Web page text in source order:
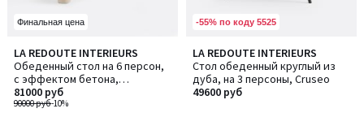
Финальная цена
LA REDOUTE INTERIEURS
Обеденный стол на 6 персон,
с эффектом бетона,
продолговатой формы, OYATA
/ ОЯТА
90000 руб-10%
81000 руб
-55% по коду 5525
LA REDOUTE INTERIEURS
Стол обеденный круглый из
дуба, на 3 персоны, Cruseo
49600 руб